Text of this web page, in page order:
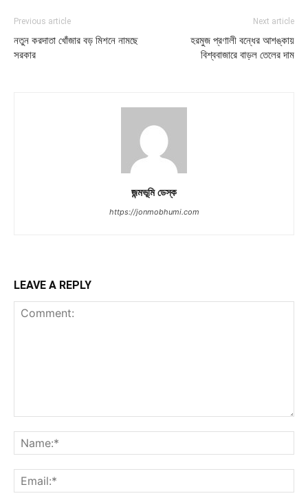
Previous article
নতুন করদাতা খোঁজার বড় মিশনে নামছে
সরকার
Next article
হরমুজ প্রণালী বন্ধের আশঙ্কায়
বিশ্ববাজারে বাড়ল তেলের দাম
জন্মভূমি ডেস্ক
https://jonmobhumi.com
LEAVE A REPLY